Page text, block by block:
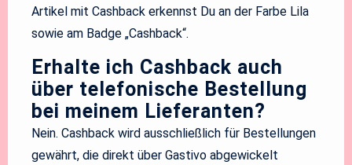
Artikel mit Cashback erkennst Du an der Farbe Lila
sowie am Badge „Cashback“.
Erhalte ich Cashback auch
über telefonische Bestellung
bei meinem Lieferanten?
Nein. Cashback wird ausschließlich für Bestellungen
gewährt, die direkt über Gastivo abgewickelt